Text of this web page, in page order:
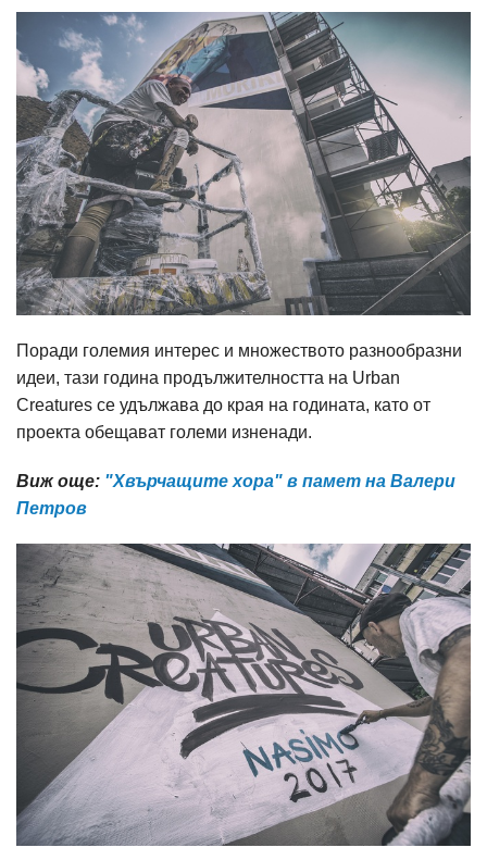
Поради големия интерес и множеството разнообразни
идеи, тази година продължителността на Urban
Creatures се удължава до края на годината, като от
проекта обещават големи изненади.
Виж още: "Хвърчащите хора" в памет на Валери
Петров